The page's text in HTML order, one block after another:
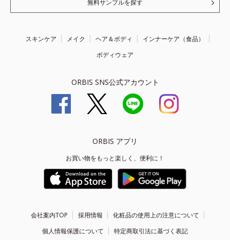
無料サンプルを探す
スキンケア メイク ヘア＆ボディ
インナーケア（食品）
ボディウェア
ORBIS SNS公式アカウント
ORBIS アプリ
お買い物をもっと楽しく、便利に！
会社案内TOP 採用情報
化粧品の使用上の注意について
個人情報保護について
特定商取引法に基づく表記